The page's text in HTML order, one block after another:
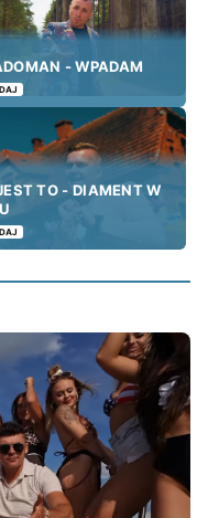
- WPADAM
TO - DIAMENT W